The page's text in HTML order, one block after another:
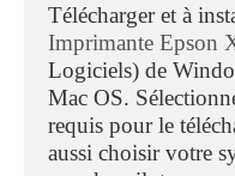
Télécharger et à
Imprimante Epson
Logiciels) de
Mac OS.
requis pour le
aussi choisir votre